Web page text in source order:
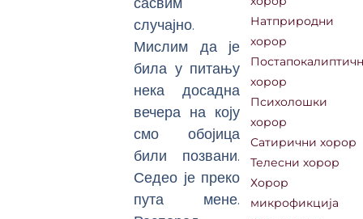
случајно.
Мислим да је
била у питању
нека досадна
вечера на коју
смо обојица
били позвани.
Седео је преко
пута мене.
Натприродни
хорор
хорор
Психолошки
хорор
Сатирични хорор
Телесни хорор
Хорор
микрофикција